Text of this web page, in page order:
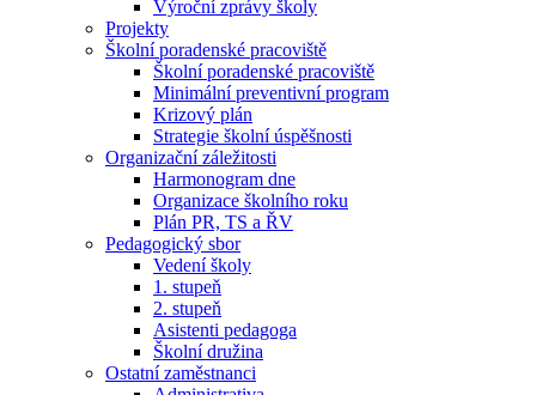
Výroční zprávy školy
Projekty
Školní poradenské pracoviště
Školní poradenské pracoviště
Minimální preventivní program
Krizový plán
Strategie školní úspěšnosti
Organizační záležitosti
Harmonogram dne
Organizace školního roku
Plán PR, TS a ŘV
Pedagogický sbor
Vedení školy
1. stupeň
2. stupeň
Asistenti pedagoga
Školní družina
Ostatní zaměstnanci